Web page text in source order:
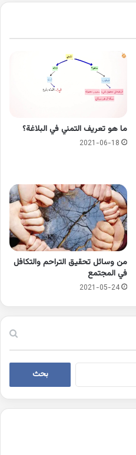
ما هو تعريف التمني في البلاغة؟
2021-06-18
من وسائل تحقيق التراحم والتكافل
في المجتمع
2021-05-24
البحث